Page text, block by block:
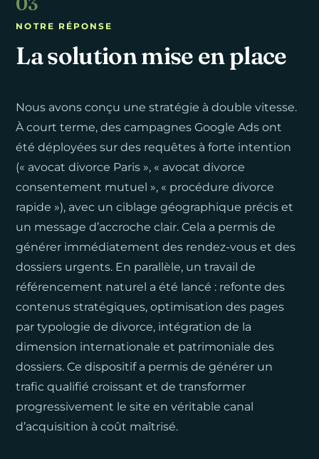
NOTRE RÉPONSE
La solution mise en place
Nous avons conçu une stratégie à double vitesse.
À court terme, des campagnes Google Ads ont
été déployées sur des requêtes à forte intention
(« avocat divorce Paris », « avocat divorce
consentement mutuel », « procédure divorce
rapide »), avec un ciblage géographique précis et
un message d’accroche clair. Cela a permis de
générer immédiatement des rendez-vous et des
dossiers urgents. En parallèle, un travail de
référencement naturel a été lancé : refonte des
contenus stratégiques, optimisation des pages
par typologie de divorce, intégration de la
dimension internationale et patrimoniale des
dossiers. Ce dispositif a permis de générer un
trafic qualifié croissant et de transformer
progressivement le site en véritable canal
d’acquisition à coût maîtrisé.